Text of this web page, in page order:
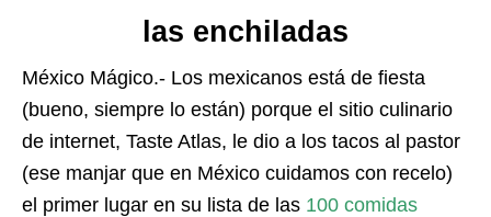
las enchiladas
México Mágico.- Los mexicanos está de fiesta
(bueno, siempre lo están) porque el sitio culinario
de internet, Taste Atlas, le dio a los tacos al pastor
(ese manjar que en México cuidamos con recelo)
el primer lugar en su lista de las 100 comidas